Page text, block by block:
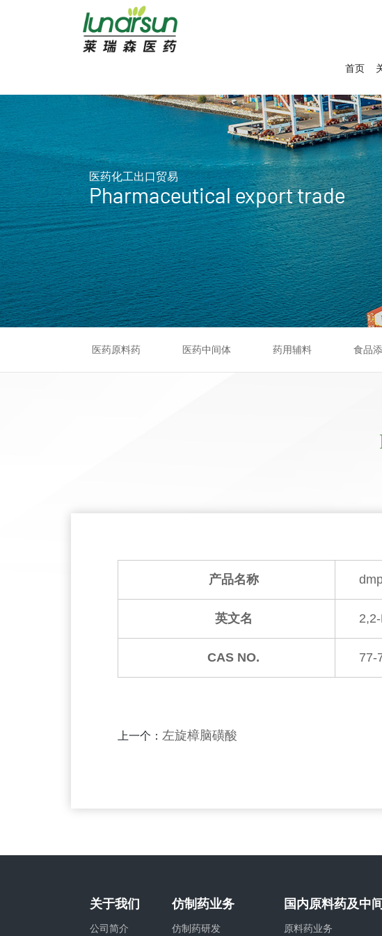
首页
医药化工出口贸易
Pharmaceutical export trade
医药原料药 医药中间体 药用辅料 食品
产品名称
英文名
CAS NO. 77-
上一个：左旋樟脑磺酸
关于我们
公司简介
仿制药业务
仿制药研发
国内原料药及中
原料药业务